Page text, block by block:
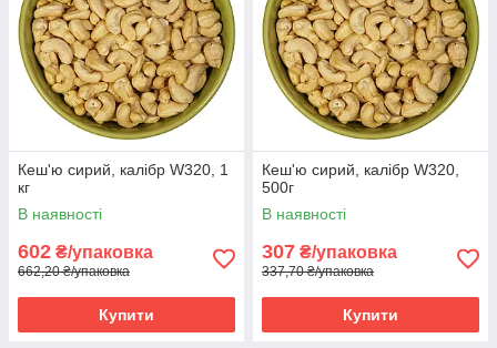
Кеш'ю сирий, калібр W320, 1
кг
В наявності
602 ₴/упаковка
662,20 ₴/упаковка
Купити
Кеш'ю сирий, калібр W320,
500г
В наявності
307 ₴/упаковка
337,70 ₴/упаковка
Купити